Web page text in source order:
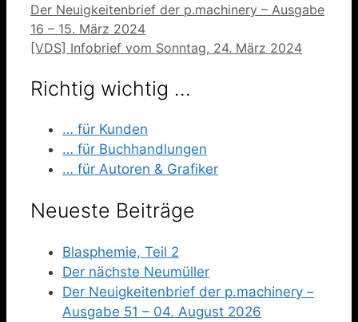
Der Neuigkeitenbrief der p.machinery – Ausgabe
16 – 15. März 2024
[VDS] Infobrief vom Sonntag, 24. März 2024
Richtig wichtig …
… für Kunden
… für Buchhandlungen
… für Autoren & Grafiker
Neueste Beiträge
Blasphemie, Teil 2
Der nächste Neumüller
Der Neuigkeitenbrief der p.machinery –
Ausgabe 51 – 04. August 2026